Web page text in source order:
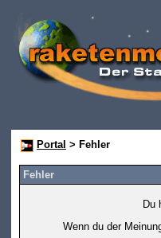
Portal > Fehler
Fehler
Du
Wenn du der